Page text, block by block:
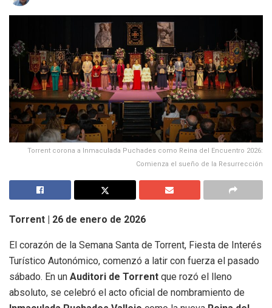
Torrent corona a Inmaculada Puchades como Reina del Encuentro 2026:
Comienza el sueño de la Resurrección
Torrent | 26 de enero de 2026
El corazón de la Semana Santa de Torrent, Fiesta de Interés
Turístico Autonómico, comenzó a latir con fuerza el pasado
sábado. En un Auditori de Torrent que rozó el lleno
absoluto, se celebró el acto oficial de nombramiento de